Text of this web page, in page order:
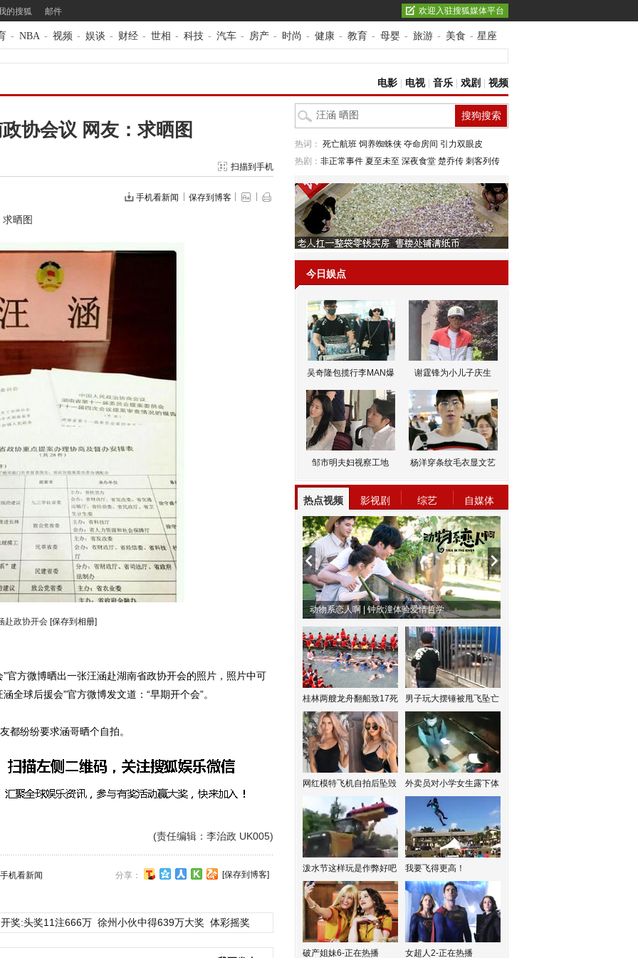
的搜狐 邮件 欢迎入驻搜狐媒体平台
- NBA - 视频 - 娱谈 - 财经 - 世相 - 科技 - 汽车 - 房产 - 时尚 - 健康 - 教育 - 母婴 - 旅游 - 美食 - 星座
电影 电视| 音乐 戏剧 视频
协会议 网友：求晒图
扫描到手机
手机看新闻 保存到博客
晒图
赴政协开会 [保存到相册]
”官方微博晒出一张汪涵赴湖南省政协开会的照片，照片中可
全球后援会”官方微博发文道：“早期开个会”。
纷纷要求涵哥晒个自拍。
(责任编辑：李治政 UK005)
分享： [保存到博客]
手机看新闻
奖:头奖11注666万 徐州小伙中得639万大奖 体彩摇奖
热词： 死亡航班 饲养蜘蛛侠 夺命房间 引力双眼皮
热剧： 非正常事件 夏至未至 深夜食堂 楚乔传 刺客列传
今日娱点
吴奇隆包揽行李MAN爆 谢霆锋为小儿子庆生
邹市明夫妇视察工地 杨洋穿条纹毛衣显文艺
热点视频 影视剧 综艺 自媒体
动物系恋人啊 | 钟欣潼体验爱情哲学
桂林两艘龙舟翻船致17死 男子玩大摆锤被甩飞坠亡
网红模特飞机自拍后坠毁 外卖员对小学女生露下体
泼水节这样玩是作弊好吧 我要飞得更高！
破产姐妹6-正在热播 女超人2-正在热播